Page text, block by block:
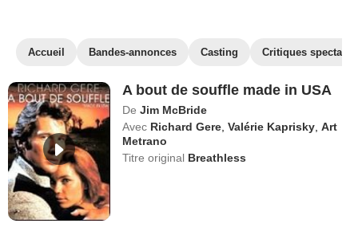
Accueil Bandes-annonces Casting Critiques
A bout de souffle made in USA
De Jim McBride
Avec Richard Gere ,Valérie Kaprisky ,Art
Metrano
Titre original Breathless